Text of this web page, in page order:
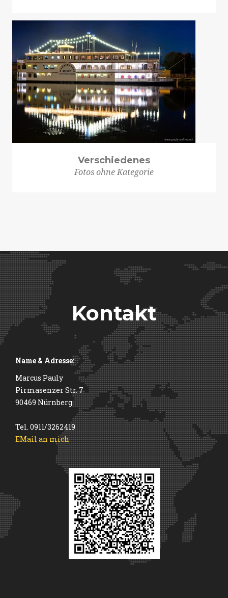
Verschiedenes
Fotos ohne Kategorie
Kontakt
Name & Adresse:
Marcus Pauly
Pirmasenzer Str. 7
90469 Nürnberg
Tel. 0911/3262419
EMail an mich